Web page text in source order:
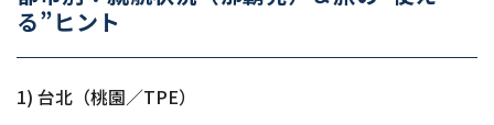
る”ヒント
1) 台北（桃園／TPE）